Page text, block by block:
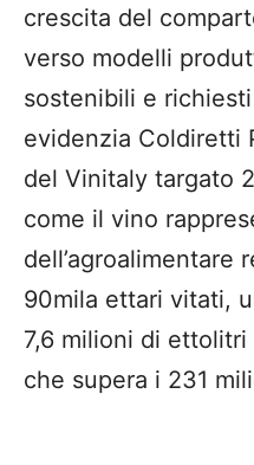
crescita del
verso modelli
sostenibili e
evidenzia Coldiretti
del Vinitaly targato
come il vino
dell’agroalimentare
90mila ettari vitati,
7,6 milioni di ettolitri
che supera i 231